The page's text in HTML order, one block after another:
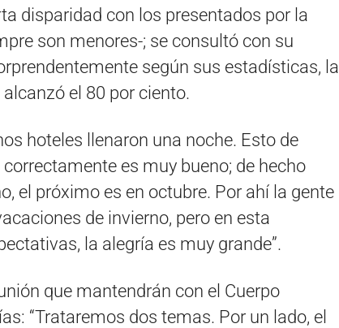
disparidad con los presentados por la
son menores-; se consultó con su
según sus estadísticas, la
el 80 por ciento.
hoteles llenaron una noche. Esto de
es muy bueno; de hecho
el próximo es en octubre. Por ahí la gente
de invierno, pero en esta
la alegría es muy grande”.
que mantendrán con el Cuerpo
“Trataremos dos temas. Por un lado, el